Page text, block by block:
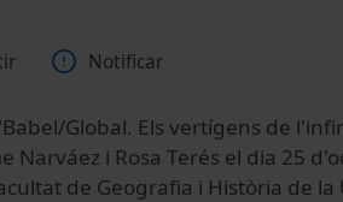
Notificar
Global. Els vertígens de
Narváez i Rosa Terés el dia 25
de Geografia i Història de